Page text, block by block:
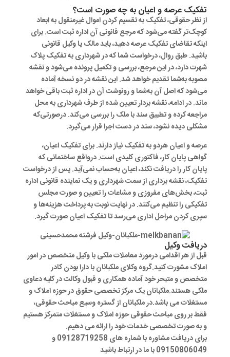
تفکیک عرصه و اعیان به چه صورت است؟
از نظر حقوقی، تفکیک به تقسیم کردن اموال غیرمنقول به ابعاد
کوچک‌تر گفته می‌شود که مرجع قانونی آن اداره ثبت است. برای
اینکه تقاضای تفکیک عرصه دهید، باید مالک یا وکیل قانونی
باشید. طبق روال، درخواست شما که در شهرداری به تفکیک پلاک
شهرت دارد، در این مرجع، بررسی و تکمیل پرونده می‌شود و نقشه
مصوبه به‌شما تقدیم خواهد شد. این نقشه در دو نسخه آماده
می‌شود که اصل آن به‌شما و رونوشت آن در اداره ثبت باقی خواهد
ماند. در ادامه، نقشه بردار تعیین شده از طرف شهرداری به محل
مراجعه کرده و تطبیق سند با ملک را بررسی می‌کند. درصورتی‌که
مشکلی دیده نشود، سند در دست اجرا قرار می‌گیرد.
عرصه و اعیان هردو به تفکیک نیاز دارند. برای تفکیک اعیان،
گواهی پایان کار، فاکتوری کلیدی است. درواقع ساختمانی که
پایان کار را دریافت نکند، اعیان به‌حساب نمی‌آید. پس از درخواست
تفکیک، نقشه برداری از سمت شهرداری و یک نماینده قانونی اداره
ثبت، بخش‌های مفروزی و مشاعات را تعیین و صورت مجلس
تفکیکی را تنظیم می‌کنند. در نهایت نوبت به پرداخت هزینه‌ها و
سپری کردن مراحل اداری می‌رسد تا تفکیک اعیان صورت گیرد.
دریافت وکیل
قبل از هر اقدامی درمورد معاملات ملکی با وکیل متخصص در امور
املاک مشورت کنید.گروه وکلای ملکبانان با دارا بودن کادر
متخصص و متبحر خود آماده همکاری و قبول وکالت در کلیه دعاوی
ملکی هستند.ملکبانان یک مرکز تخصصی حقوق در حوزه املاک و
مستغلات می باشد.در ملکبانان از گستره وسیع مباحث حقوقی،
فقط بر روی مباحث حقوقی حوزه املاک و مستغلات متمرکز هستیم
و به صورت تخصصی خدمات خود را ارائه می دهیم.
برای دریافت مشاوره با شماره های 09128719258 و
09150806049 با ما در ارتباط باشید